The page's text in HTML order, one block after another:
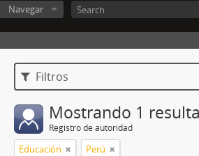
Navegar
Filtros
Mostrando 1
Registro de autoridad
Educación Perú